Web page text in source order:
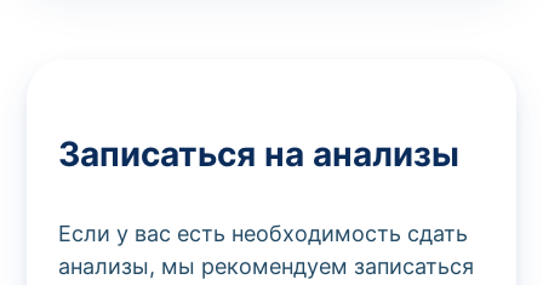
Записаться на анализы
Если у вас есть необходимость сдать
анализы, мы рекомендуем записаться